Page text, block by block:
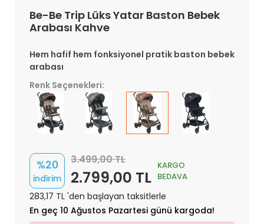
Be-Be Trip Lüks Yatar Baston Bebek
Arabası Kahve
Hem hafif hem fonksiyonel pratik baston bebek
arabası
Renk Seçenekleri:
%20
indirim
3.499,00 TL
2.799,00 TL
KARGO
BEDAVA
283,17 TL 'den başlayan taksitlerle
En geç 10 Ağustos Pazartesi günü kargoda!